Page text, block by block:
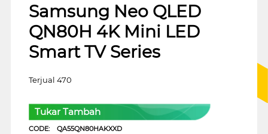
Samsung Neo QLED
QN80H 4K Mini LED
Smart TV Series
Terjual 470
Tukar Tambah
CODE: QA55QN80HAKXXD